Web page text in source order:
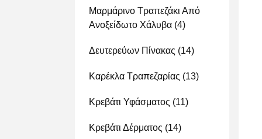
Μαρμάρινο Τραπεζάκι Από
Ανοξείδωτο Χάλυβα (4)
Δευτερεύων Πίνακας (14)
Καρέκλα Τραπεζαρίας (13)
Κρεβάτι Υφάσματος (11)
Κρεβάτι Δέρματος (14)